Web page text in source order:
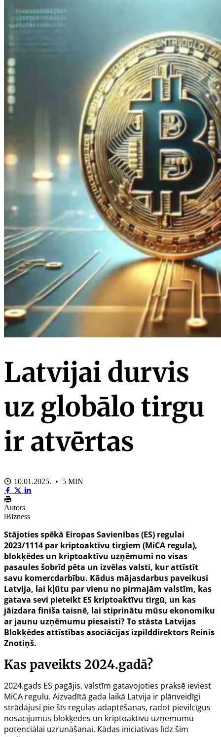
Latvijai durvis
uz globālo tirgu
ir atvērtas
10.01.2025. • 5 MIN
Autors
iBizness
Stājoties spēkā Eiropas Savienības (ES) regulai
2023/1114 par kriptoaktīvu tirgiem (MiCA regula),
blokķēdes un kriptoaktīvu uzņēmumi no visas
pasaules šobrīd pēta un izvēlas valsti, kur attīstīt
savu komercdarbību. Kādus mājasdarbus paveikusi
Latvija, lai kļūtu par vienu no pirmajām valstīm, kas
gatava sevi pieteikt ES kriptoaktīvu tirgū, un kas
jāizdara finiša taisnē, lai stiprinātu mūsu ekonomiku
ar jaunu uzņēmumu piesaisti? To stāsta Latvijas
Blokķēdes attīstības asociācijas izpilddirektors Reinis
Znotiņš.
Kas paveikts 2024.gadā?
2024.gads ES pagājis, valstīm gatavojoties praksē ieviest
MiCA regulu. Aizvadītā gada laikā Latvija ir plānveidīgi
strādājusi pie šīs regulas adaptēšanas, radot pievilcīgus
nosacījumus blokķēdes un kriptoaktīvu uzņēmumu
potenciālai uzrunāšanai. Kādas iniciatīvas līdz šim